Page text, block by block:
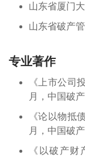
山东省厦门
山东省破产
专业著作
《上市公司
月，中国破
《论以物抵
月，中国破
《以破产